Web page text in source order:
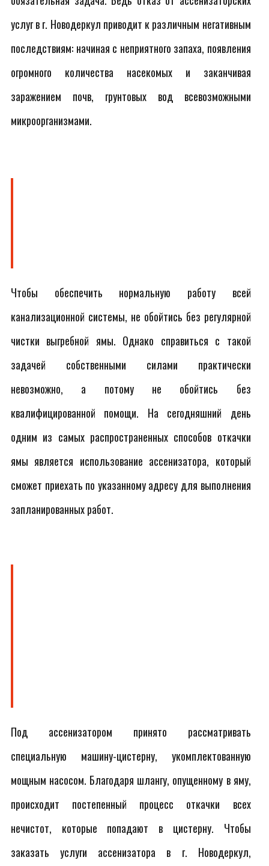
услуг в г. Новодеркул приводит к различным негативным
последствиям: начиная с неприятного запаха, появления
огромного количества насекомых и заканчивая
заражением почв, грунтовых вод всевозможными
микроорганизмами.
Чтобы обеспечить нормальную работу всей
канализационной системы, не обойтись без регулярной
чистки выгребной ямы. Однако справиться с такой
задачей собственными силами практически
невозможно, а потому не обойтись без
квалифицированной помощи. На сегодняшний день
одним из самых распространенных способов откачки
ямы является использование ассенизатора, который
сможет приехать по указанному адресу для выполнения
запланированных работ.
Под ассенизатором принято рассматривать
специальную машину-цистерну, укомплектованную
мощным насосом. Благодаря шлангу, опущенному в яму,
происходит постепенный процесс откачки всех
нечистот, которые попадают в цистерну. Чтобы
заказать услуги ассенизатора в г. Новодеркул,